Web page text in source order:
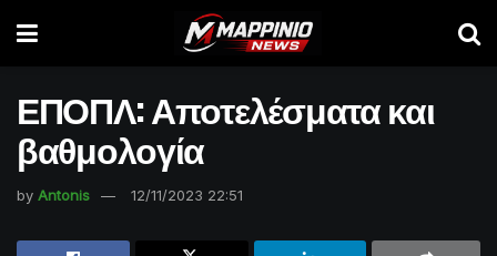
ΕΠΟΠΛ: Αποτελέσματα και
βαθμολογία
by Antonis 12/11/2023 22:51